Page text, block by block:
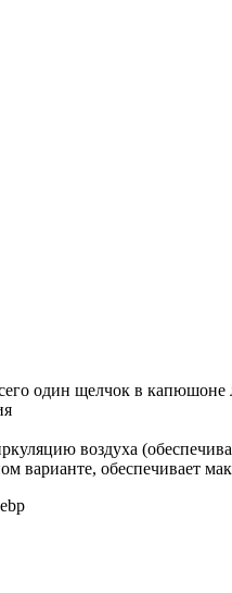
один щелчок в
воздуха
обеспечивает